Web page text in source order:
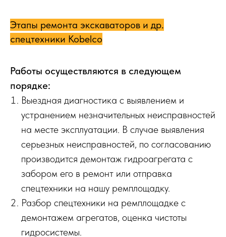
Этапы ремонта экскаваторов и др.
спецтехники Kobelco
Работы осуществляются в следующем
порядке:
Выездная диагностика с выявлением и
устранением незначительных неисправностей
на месте эксплуатации. В случае выявления
серьезных неисправностей, по согласованию
производится демонтаж гидроагрегата с
забором его в ремонт или отправка
спецтехники на нашу ремплощадку.
Разбор спецтехники на ремплощадке с
демонтажем агрегатов, оценка чистоты
гидросистемы.